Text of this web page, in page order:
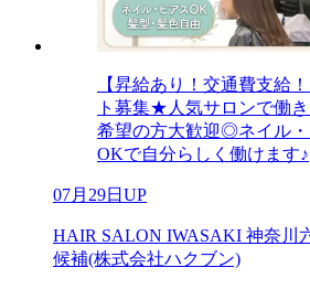
【昇給あり！交通費支給
ト募集★人気サロンで働
希望の方大歓迎◎ネイル
OKで自分らしく働けます♪
07月29日UP
HAIR SALON IWASAKI 神奈川
候補(株式会社ハクブン)